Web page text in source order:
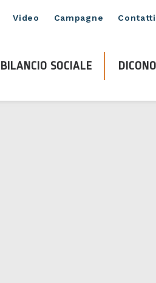
Video Campagne Contatti
BILANCIO SOCIALE